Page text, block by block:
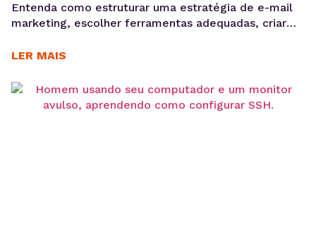
Entenda como estruturar uma estratégia de e-mail
marketing, escolher ferramentas adequadas, criar
métricas como taxa de abertura e CTR para evoluir
e-mail marketing continua sendo uma das
habilidades mais importantes para empresas que
LER MAIS